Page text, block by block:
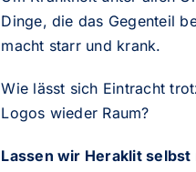
Dinge, die das Gegenteil
macht starr und krank.
Wie lässt sich Eintracht
Logos wieder Raum?
Lassen wir Heraklit